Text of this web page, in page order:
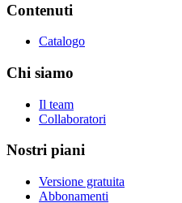
Contenuti
Catalogo
Chi siamo
Il team
Collaboratori
Nostri piani
Versione gratuita
Abbonamenti